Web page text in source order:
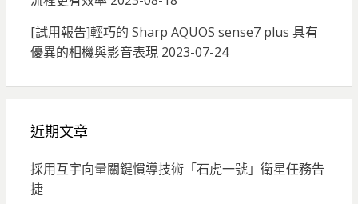
[試用報告]輕巧的 Sharp AQUOS sense7 plus 具有
優異的相機與影音表現 2023-07-24
近期文章
採用互宇向量關鍵慣導技術「石虎一號」衛星任務告
捷